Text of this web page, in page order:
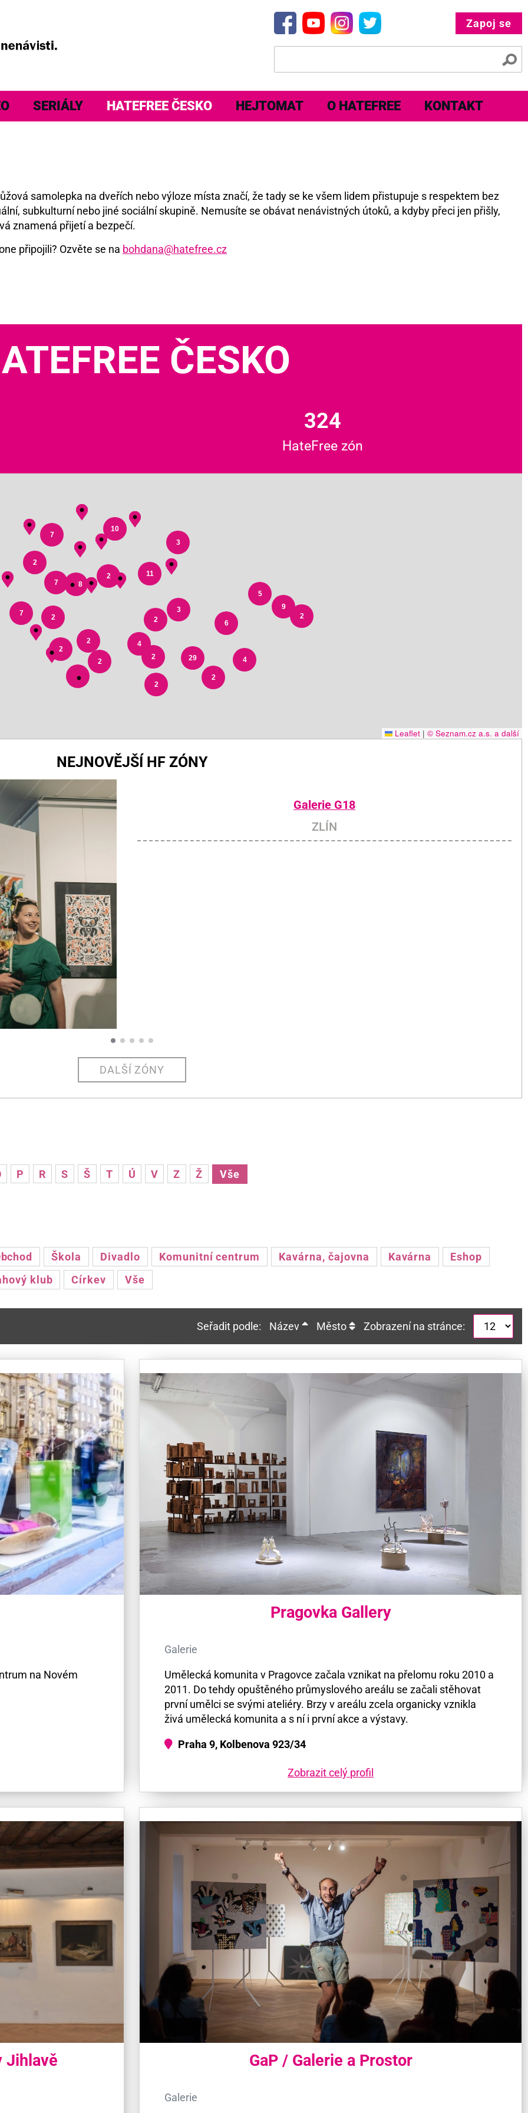
SERIÁLY HATEFREE ČESKO HEJTOMAT O HATEFREE KONTAKT
Zapoj se
samolepka na dveřích nebo výloze místa značí, že tady se ke všem lidem přistupuje s respektem bez
subkulturní nebo jiné sociální skupině. Nemusíte se obávat nenávistných útoků, a kdyby přeci jen přišly,
znamená přijetí a bezpečí.
připojili? Ozvěte se na bohdana@hatefree.cz
ČESKO
324
HateFree zón
2
2
5
9
2
6
4
2
2
4
2
29
3
3
10
11
2
7
7
2
2
3
2
2
7 178
Leaflet | © Seznam.cz a.s. a další
NEJNOVĚJŠÍ HF ZÓNY
Galerie G18
ZLÍN
DALŠÍ ZÓNY
P R S Š T Ú V Z Ž Vše
Škola Divadlo Komunitní centrum Kavárna, čajovna Kavárna
Eshop
klub
Církev Vše
Seřadit podle: Název Město Zobrazení na stránce:
na Novém
Pragovka Gallery
Galerie
Umělecká komunita v Pragovce začala vznikat na přelomu roku 2010 a
2011. Do tehdy opuštěného průmyslového areálu se začali stěhovat
první umělci se svými ateliéry. Brzy v areálu zcela organicky vznikla
živá umělecká komunita a s ní i první akce a výstavy.
Praha 9, Kolbenova 923/34
Zobrazit celý profil
Jihlavě GaP / Galerie a Prostor
Galerie